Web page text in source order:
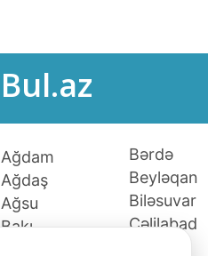
Bul.az
Ağdam
Ağdaş
Ağsu
Bakı
Bərdə
Beyləqan
Biləsuvar
Cəlilabad